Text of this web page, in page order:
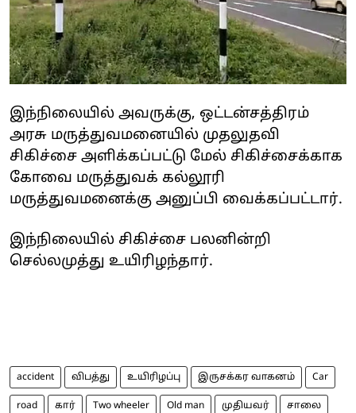
இந்நிலையில் அவருக்கு, ஒட்டன்சத்திரம்
அரசு மருத்துவமனையில் முதலுதவி
சிகிச்சை அளிக்கப்பட்டு மேல் சிகிச்சைக்காக
கோவை மருத்துவக் கல்லூரி
மருத்துவமனைக்கு அனுப்பி வைக்கப்பட்டார்.
இந்நிலையில் சிகிச்சை பலனின்றி
செல்லமுத்து உயிரிழந்தார்.
accident விபத்து உயிரிழப்பு இருசக்கர வாகனம் Car
road கார் Two wheeler Old man முதியவர் சாலை